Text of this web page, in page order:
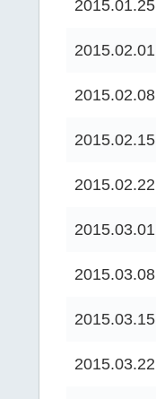
2015.01.25
2015.02.01
2015.02.08
2015.02.15
2015.02.22
2015.03.01
2015.03.08
2015.03.15
2015.03.22